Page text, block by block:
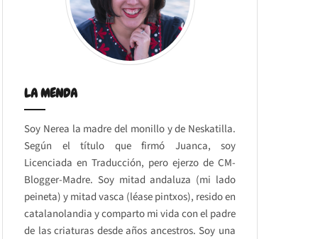
LA MENDA
Soy Nerea la madre del monillo y de Neskatilla.
Según el título que firmó Juanca, soy
Licenciada en Traducción, pero ejerzo de CM-
Blogger-Madre. Soy mitad andaluza (mi lado
peineta) y mitad vasca (léase pintxos), resido en
catalanolandia y comparto mi vida con el padre
de las criaturas desde años ancestros. Soy una